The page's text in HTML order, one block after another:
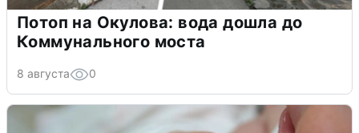
Потоп на Окулова: вода дошла до
Коммунального моста
8 августа 0